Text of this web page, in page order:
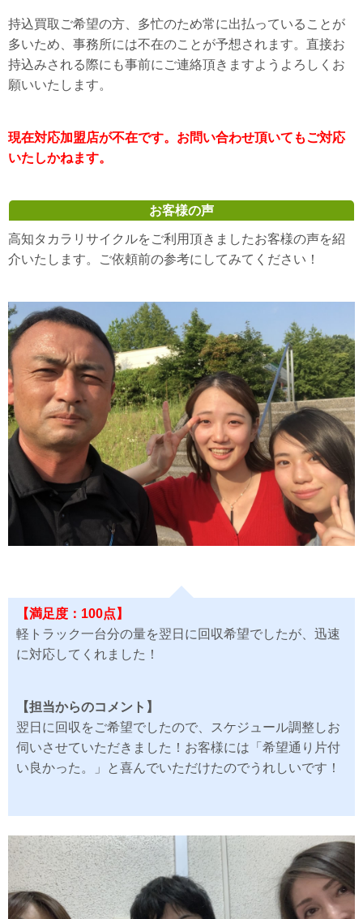
持込買取ご希望の方、多忙のため常に出払っていることが
多いため、事務所には不在のことが予想されます。直接お
持込みされる際にも事前にご連絡頂きますようよろしくお
願いいたします。
現在対応加盟店が不在です。お問い合わせ頂いてもご対応
いたしかねます。
お客様の声
高知タカラリサイクルをご利用頂きましたお客様の声を紹
介いたします。ご依頼前の参考にしてみてください！
【満足度：100点】
軽トラック一台分の量を翌日に回収希望でしたが、迅速
に対応してくれました！
【担当からのコメント】
翌日に回収をご希望でしたので、スケジュール調整しお
伺いさせていただきました！お客様には「希望通り片付
い良かった。」と喜んでいただけたのでうれしいです！